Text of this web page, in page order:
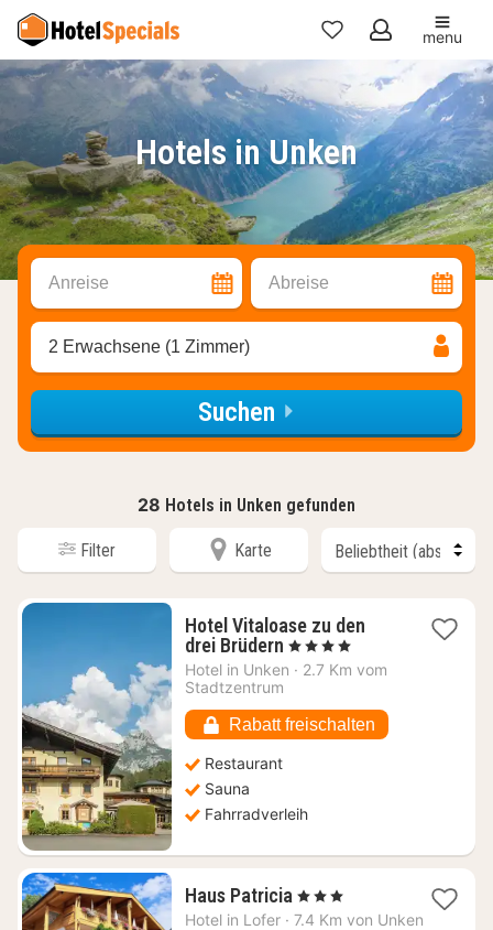
Meine
Favoriten
menu
Hotels in Unken
Anreise Abreise
2 Erwachsene (1 Zimmer)
Suchen
28 Hotels in Unken gefunden
Filter Karte
Hotel Vitaloase zu den
drei Brüdern 1
Nacht
€
, 4 Sterne
Hotel in Unken · 2.7 Km vom
Stadtzentrum
Rabatt freischalten
Restaurant
Sauna
Fahrradverleih
Haus Patricia 1
Nacht
, 3 Sterne
Hotel in Lofer · 7.4 Km von Unken